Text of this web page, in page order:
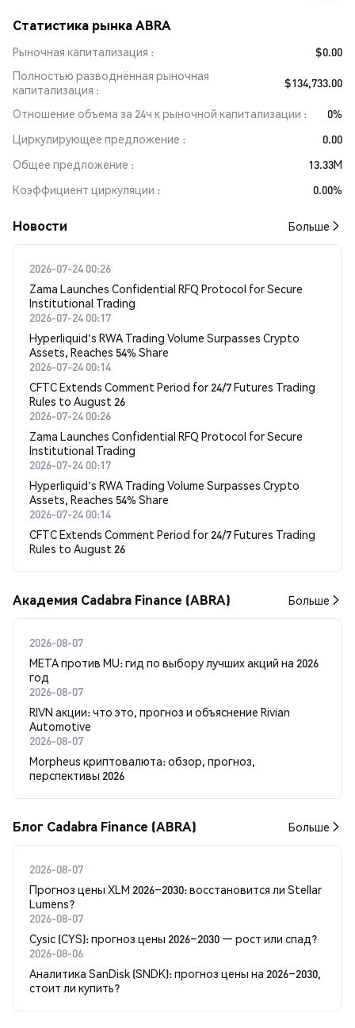
Статистика рынка ABRA
Рыночная капитализация
$0.00
Полностью разводнённая рыночная
капитализация
$134,733.00
Отношение объема за 24ч к рыночной капитализации
0%
Циркулирующее предложение
0.00
Общее предложение
13.33M
Коэффициент циркуляции
0.00%
Новости Больше
2026-07-24 00:26
Zama Launches Confidential RFQ Protocol for Secure
Institutional Trading
2026-07-24 00:17
Hyperliquid's RWA Trading Volume Surpasses Crypto
Assets, Reaches 54% Share
2026-07-24 00:14
CFTC Extends Comment Period for 24/7 Futures Trading
Rules to August 26
2026-07-24 00:26
Zama Launches Confidential RFQ Protocol for Secure
Institutional Trading
2026-07-24 00:17
Hyperliquid's RWA Trading Volume Surpasses Crypto
Assets, Reaches 54% Share
2026-07-24 00:14
CFTC Extends Comment Period for 24/7 Futures Trading
Rules to August 26
Академия Cadabra Finance (ABRA) Больше
2026-08-07
META против MU: гид по выбору лучших акций на 2026
год
2026-08-07
RIVN акции: что это, прогноз и объяснение Rivian
Automotive
2026-08-07
Morpheus криптовалюта: обзор, прогноз,
перспективы 2026
Блог Cadabra Finance (ABRA) Больше
2026-08-07
Прогноз цены XLM 2026–2030: восстановится ли Stellar
Lumens?
2026-08-07
Cysic (CYS): прогноз цены 2026–2030 — рост или спад?
2026-08-06
Аналитика SanDisk (SNDK): прогноз цены на 2026–2030,
стоит ли купить?